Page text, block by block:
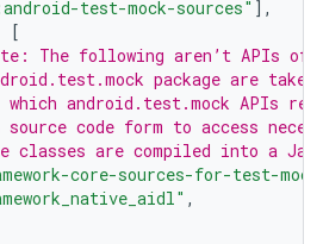
test-mock-sources" ] ,
[
The following aren’t APIs
package are
android.test.mock APIs
code form to access
classes are compiled into a
core-sources-for-test-
,